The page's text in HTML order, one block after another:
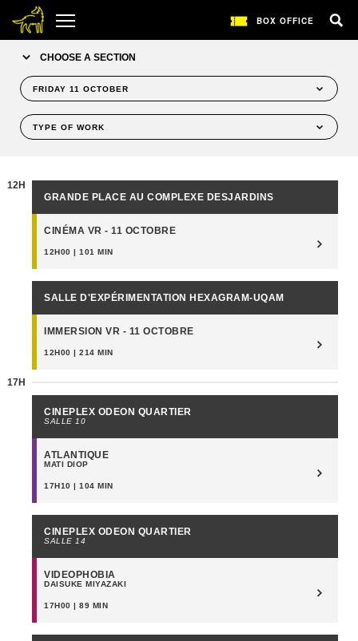
BOX OFFICE
CHOOSE A SECTION
FRIDAY 11 OCTOBER
MONDAY OCTOBER 14
TUESDAY OCTOBER 15
THURSDAY OCTOBER 17
TYPE OF WORK
FILMS
12H
GRANDE PLACE AU COMPLEXE DESJARDINS
CINÉMA VR - 11 OCTOBRE
12H00 | 101 MIN
SALLE D'EXPÉRIMENTATION HEXAGRAM-UQAM
IMMERSION VR - 11 OCTOBRE
12H00 | 214 MIN
17H
CINEPLEX ODEON QUARTIER
SALLE 10
ATLANTIQUE
MATI DIOP
17H10 | 104 MIN
CINEPLEX ODEON QUARTIER
SALLE 14
VIDEOPHOBIA
DAISUKE MIYAZAKI
17H00 | 89 MIN